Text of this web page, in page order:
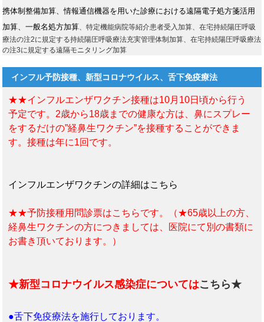
携体制整備加算、情報通信機器を用いた診療における遠隔電子処方箋活用
加算、一般名処方加算、特定機能病院等紹介患者受入加算、在宅持続陽圧呼吸
療法の注2に規定する持続陽圧呼吸療法充実管理体制加算、在宅持続陽圧呼吸療法
の注3に規定する遠隔モニタリング加算
インフル予防接種、新型コロナウイルス、舌下免疫療法
★★インフルエンザワクチン接種は10月10日頃から行う
予定です。2歳から18歳までの健康な方は、鼻にスプレー
をするだけの”経鼻生ワクチン”を接種することができま
す。接種は年に1回です。
インフルエンザワクチンの詳細はこちら
★★予防接種用問診票はこちらです。（★65歳以上の方、
経鼻生ワクチンの方につきましては、医院にて別の書類に
お書き頂いております。）
★新型コロナウイルス感染症についてはこちら★
●舌下免疫療法を施行しております。